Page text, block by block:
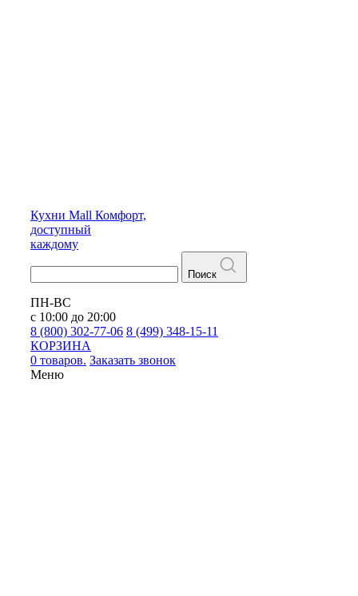
Кухни Mall Комфорт,
доступный
каждому
Поиск
ПН-ВС
с 10:00 до 20:00
8 (800) 302-77-06 8 (499) 348-15-11
КОРЗИНА
0 товаров. Заказать звонок
Меню